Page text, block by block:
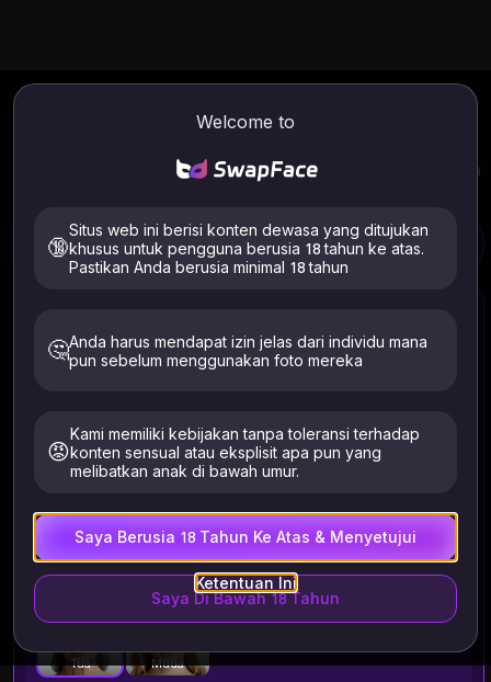
Welcome to
🔞
Situs web ini berisi konten dewasa yang ditujukan
khusus untuk pengguna berusia 18 tahun ke atas.
Pastikan Anda berusia minimal 18 tahun
🤔Anda harus mendapat izin jelas dari individu mana
pun sebelum menggunakan foto mereka
😡
Kami memiliki kebijakan tanpa toleransi terhadap
konten sensual atau eksplisit apa pun yang
melibatkan anak di bawah umur.
Saya Berusia 18 Tahun Ke Atas & Menyetujui
Ketentuan Ini
Saya Di Bawah 18 Tahun
Gunakan Kemajuan Usia AI Online. Ubah usia Anda secara
diri Anda yang berkualitas tinggi saat masih kecil dan di usia
tua.
Wajah Pengubah Usia Tukar Wajah Video
Klik untuk mengunggah atau menarik dan melepas gambar Anda di sini
Format yang didukung: JPG, PNG (Maks 10MB)
Hanya unggah gambar diri Anda atau orang yang telah
Tua Muda